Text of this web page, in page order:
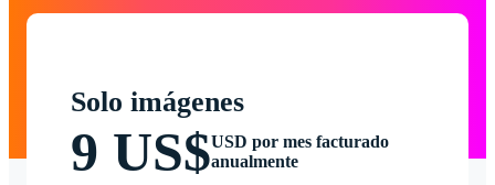
Solo imágenes
9 US$USD por mes facturado
anualmente